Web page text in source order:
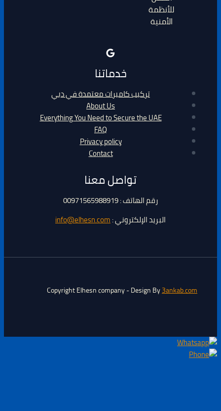
تركيب كاميرات معتمدة في دبي
Everything You Need to Secure the UAE
Privacy policy
تواصل معنا
رقم الهاتف : 00971565988919
البريد الإلكتروني :info@elhesn.com
Copyright Elhesn company - Design By